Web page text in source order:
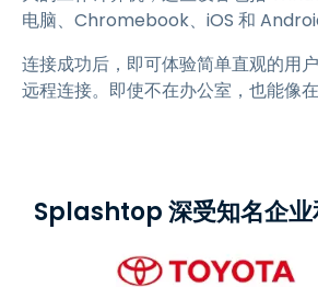
电脑、Chromebook、iOS 和
连接成功后，即可体验简单直观的用
远程连接。即使不在办公室，也能像
Splashtop 深受知名企业